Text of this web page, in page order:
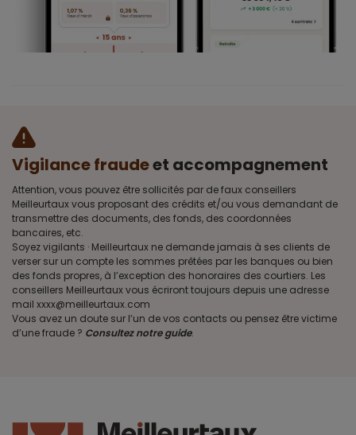
Vigilance fraudeet accompagnement
Attention, vous pouvez être sollicités par de faux conseillers
Meilleurtaux vous proposant des crédits et/ou vous demandant de
transmettre des documents, des fonds, des coordonnées
bancaires, etc.
Soyez vigilants · Meilleurtaux ne demande jamais à ses clients de
verser sur un compte les sommes prêtées par les banques ou bien
des fonds propres, à l’exception des honoraires des courtiers. Les
conseillers Meilleurtaux vous écriront toujours depuis une adresse
mail xxxx@meilleurtaux.com
Vous avez un doute sur l’un de vos contacts ou pensez être victime
d’une fraude ? Consultez notre guide.